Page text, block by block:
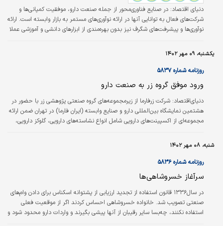
دنیای اقتصاد: در صنایع فناوری‌محور از جمله صنعت دارو، موفقیت کمپانی‌ها و
شرکت‌های فعال به توانایی آنها در ارائه نوآوری‌های مستمر به بازار وابسته است. ارائه
نوآوری‌ها و پیشرفت‌های شگرف نیز بدون بهره‌مندی از ابزارهای دانشی و آموزشی عملا
صنعت دارو همچون دیگر صنایع بر دانش بومی و سنتی نمی‌تواند راهگشای مسائلی
چون تصاحب سهم بازار، پاسخگویی به نیاز جامعه بیمار، جلب رضایت مشتریان و
تامین‌کنندگان دارو، تحقق اهداف سودآورانه با پایین‌ترین…
یکشنبه، ۰۹ مهر ۱۴۰۲
روزنامه شماره ۵۸۳۷
ورود موفق گروه زر به صنعت دارو
دنیای‌اقتصاد: شرکت زرفارما از زیرمجموعه‌های گروه صنعتی پژوهشی زر با حضور در
هشتمین نمایشگاه بین‌المللی دارو و صنایع وابسته (ایران فارما) در تهران ضمن ارائه
مجموعه‌ای از اکسپینت‌های دارویی شامل انواع نشاسته‌های دارویی، گلوکز دارویی،
صنعت دارویی کشور قرار گرفت. شرکت زرفارما به عنوان یکی از زیرمجموعه‌های
پالایشگاه غلات زر، علاوه بر بی نیاز کردن کشور از واردات…
شنبه، ۰۸ مهر ۱۴۰۲
روزنامه شماره ۵۸۳۶
سرآغاز خسروشاهی‌‌‌‌‌‌‌‌ها
در سال‌‌‌‌‌‌‌‌۱۳۳۶ قانون استفاده از تجدید ارزیابی از پشتوانه اسکناس برای ‌‌‌‌‌‌‌‌دادن وام‌های
صنعتی تصویب شد. خانواده خسروشاهی احساس کردند اگر از موقعیت فعلی
استفاده نکنند، چه‌بسا سایر رقیبان از آنها پیشی بگیرند و واردات دارو محدود شود و